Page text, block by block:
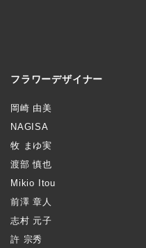
フラワーデザイナー
岡崎 由美
NAGISA
牧 まゆ実
渡部 慎也
Mikio Itou
前澤 章人
志村 元子
許 宗秀